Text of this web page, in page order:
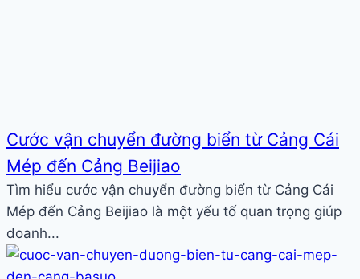
Cước vận chuyển đường biển từ Cảng Cái
Mép đến Cảng Beijiao
Tìm hiểu cước vận chuyển đường biển từ Cảng Cái
Mép đến Cảng Beijiao là một yếu tố quan trọng giúp
doanh...